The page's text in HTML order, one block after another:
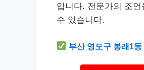
입니다. 전문가의 조
수 있습니다.
부산 영도구 봉래1